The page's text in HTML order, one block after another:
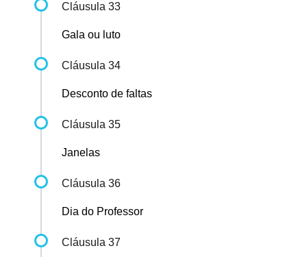
Cláusula 33
Gala ou luto
Cláusula 34
Desconto de faltas
Cláusula 35
Janelas
Cláusula 36
Dia do Professor
Cláusula 37